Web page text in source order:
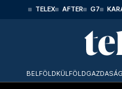
TELEX AFTER G7
BELFÖLDKÜLFÖLDGAZDASÁG